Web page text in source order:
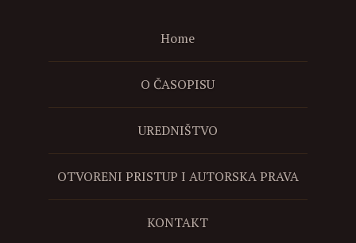
Home
O ČASOPISU
UREDNIŠTVO
OTVORENI PRISTUP I AUTORSKA PRAVA
KONTAKT